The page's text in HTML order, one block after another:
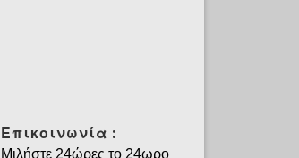
Επικοινωνία :
Μιλήστε 24ώρες το 24ωρο